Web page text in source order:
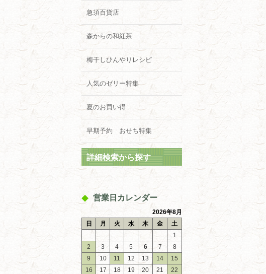
急須百貨店
森からの和紅茶
梅干しひんやりレシピ
人気のゼリー特集
夏のお買い得
早期予約 おせち特集
詳細検索から探す
営業日カレンダー
2026年8月
日
月 火 水 木 金
土
1
2
3 4 5 6 7
8
9
10 11 12 13 14
15
16
17 18 19 20 21
22